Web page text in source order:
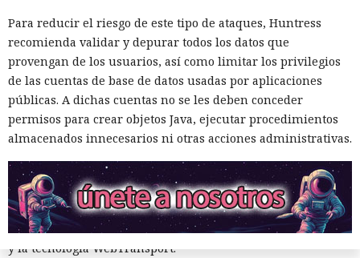
Para reducir el riesgo de este tipo de ataques, Huntress
recomienda validar y depurar todos los datos que
provengan de los usuarios, así como limitar los privilegios
de las cuentas de base de datos usadas por aplicaciones
públicas. A dichas cuentas no se les deben conceder
permisos para crear objetos Java, ejecutar procedimientos
almacenados innecesarios ni otras acciones administrativas.
independientes de forma sucesiva, de modo que ninguno
de ellos, incluida Apple, pueda a la vez conocer tanto la
fuente de la solicitud como los sitios visitados.
Los especialistas Talal Haj Bakry y Tommy Mysk
descubrieron el problema. Según ellos, la causa radica en
tres funciones del motor de navegador WebKit, en el que se
para iOS y iPadOS, incluidos Chrome, Edge, Firefox y Brave.
Se trata de la precarga de solicitudes DNS, el mecanismo de
verificación del origen al trabajar con WebAuthn (el
estándar para el inicio de sesión mediante claves de acceso)
y la tecnología WebTransport.